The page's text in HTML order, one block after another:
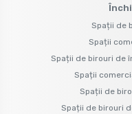
Spații de
Spații
Spații de birouri de
Spații
Spații de
Spații de birouri